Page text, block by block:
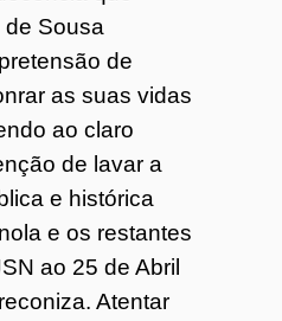
de Sousa
de
as suas vidas
ao claro
de lavar a
e histórica
e os restantes
ao 25 de Abril
Atentar